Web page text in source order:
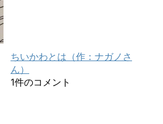
ちいかわとは（作：ナガノさ
ん）
1件のコメント